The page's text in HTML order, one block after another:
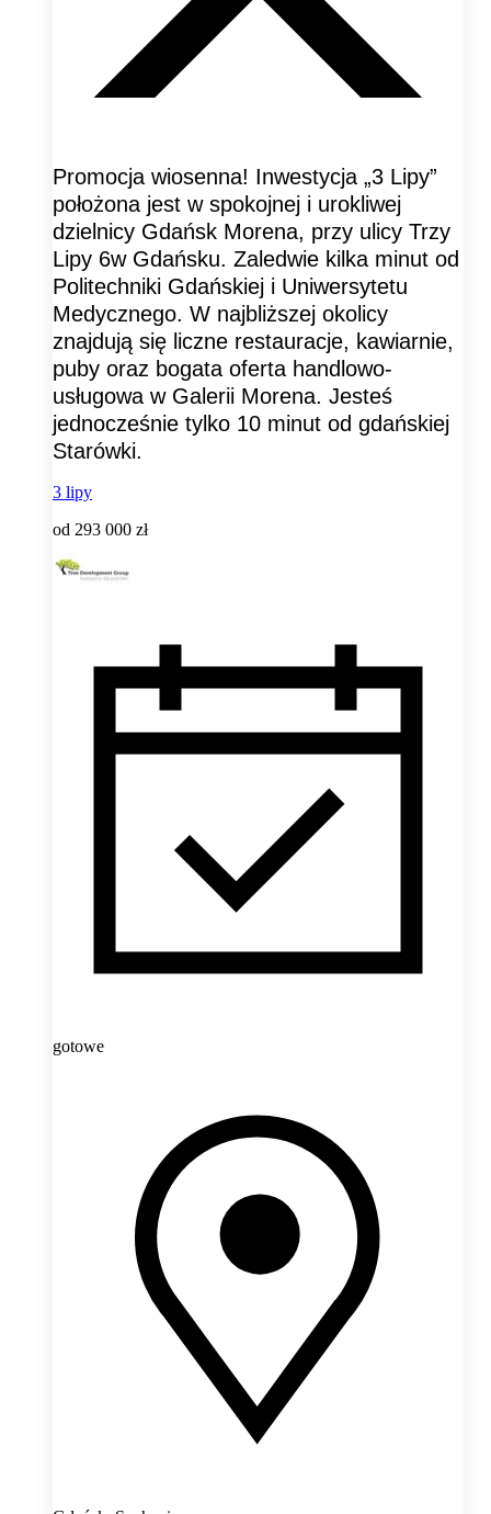
Promocja wiosenna! Inwestycja „3 Lipy”
położona jest w spokojnej i urokliwej
dzielnicy Gdańsk Morena, przy ulicy Trzy
Lipy 6w Gdańsku. Zaledwie kilka minut od
Politechniki Gdańskiej i Uniwersytetu
Medycznego. W najbliższej okolicy
znajdują się liczne restauracje, kawiarnie,
puby oraz bogata oferta handlowo-
usługowa w Galerii Morena. Jesteś
jednocześnie tylko 10 minut od gdańskiej
Starówki.
3 lipy
od 293 000 zł
gotowe